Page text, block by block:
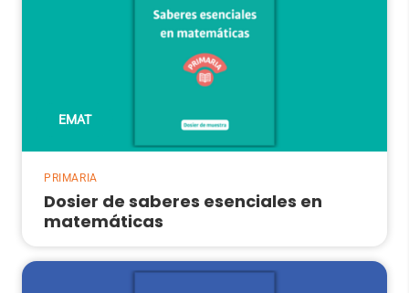
EMAT
PRIMARIA
Dosier de saberes esenciales en
matemáticas